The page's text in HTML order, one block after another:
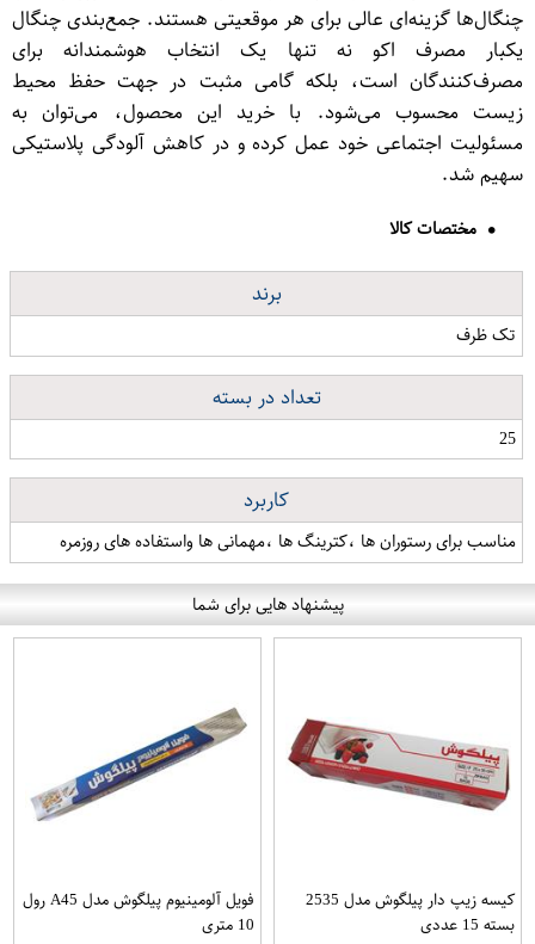
چنگال‌ها گزینه‌ای عالی برای هر موقعیتی هستند. جمع‌بندی چنگال
یکبار مصرف اکو نه تنها یک انتخاب هوشمندانه برای
مصرف‌کنندگان است، بلکه گامی مثبت در جهت حفظ محیط
زیست محسوب می‌شود. با خرید این محصول، می‌توان به
مسئولیت اجتماعی خود عمل کرده و در کاهش آلودگی پلاستیکی
سهیم شد.
مختصات کالا
برند
تک ظرف
تعداد در بسته
25
کاربرد
مناسب برای رستوران ها ،کترینگ ها ،مهمانی ها واستفاده های روزمره
پیشنهاد هایی برای شما
کیسه زیپ دار پیلگوش مدل 2535
بسته 15 عددی
فویل آلومینیوم پیلگوش مدل A45 رول
10 متری